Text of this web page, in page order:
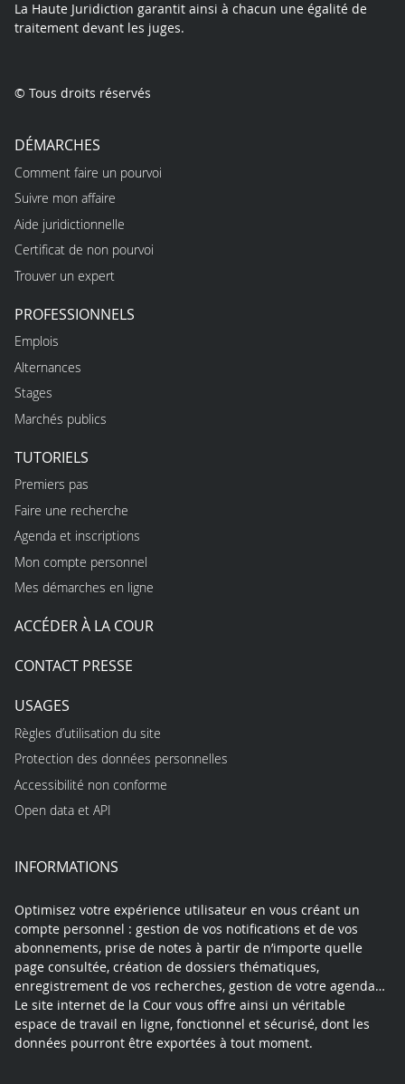
La Haute Juridiction garantit ainsi à chacun une égalité de
traitement devant les juges.
© Tous droits réservés
DÉMARCHES
Comment faire un pourvoi
Suivre mon affaire
Aide juridictionnelle
Certificat de non pourvoi
Trouver un expert
PROFESSIONNELS
Emplois
Alternances
Stages
Marchés publics
TUTORIELS
Premiers pas
Faire une recherche
Agenda et inscriptions
Mon compte personnel
Mes démarches en ligne
ACCÉDER À LA COUR
CONTACT PRESSE
USAGES
Règles d’utilisation du site
Protection des données personnelles
Accessibilité non conforme
Open data et API
INFORMATIONS
Optimisez votre expérience utilisateur en vous créant un
compte personnel : gestion de vos notifications et de vos
abonnements, prise de notes à partir de n’importe quelle
page consultée, création de dossiers thématiques,
enregistrement de vos recherches, gestion de votre agenda…
Le site internet de la Cour vous offre ainsi un véritable
espace de travail en ligne, fonctionnel et sécurisé, dont les
données pourront être exportées à tout moment.